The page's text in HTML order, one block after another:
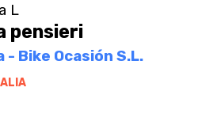
L
pensieri
Bike Ocasión S.L.